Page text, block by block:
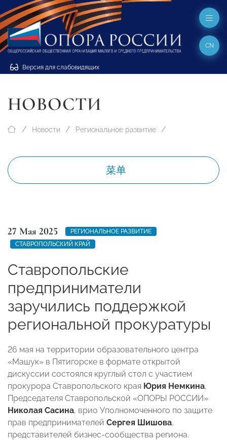
Версия для слабовидящих
CN
НОВОСТИ
Новости Региональное развитие
菜单
27 Мая 2025
РЕГИОНАЛЬНОЕ РАЗВИТИЕ
СТАВРОПОЛЬСКИЙ КРАЙ
Ставропольские
предприниматели
заручились поддержкой
региональной прокуратуры
26 мая на территории образовательного центра
«Машук» в Пятигорске в формате открытой
дискуссии состоялся круглый стол с участием
прокурора Ставропольского края Юрия Немкина,
Председателя Ставропольской «ОПОРЫ РОССИИ»
Николая Сасина, врио Уполномоченного по защите
прав предпринимателей Сергея Шишова,
представителей бизнес-сообщества региона.